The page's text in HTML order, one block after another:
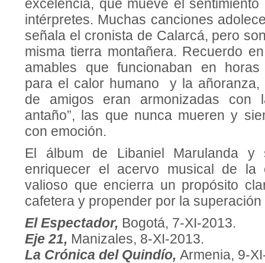
excelencia, que mueve el
intérpretes. Muchas canciones
señala el cronista de Calarcá, pero
misma tierra montañera. Recuerdo
amables que funcionaban en
para el calor humano y la añoranza,
de amigos eran armonizadas con
antaño”, las que nunca mueren y
con emoción.
El álbum de Libaniel Marulanda
enriquecer el acervo musical de la
valioso que encierra un propósito
cafetera y propender por la superación
El Espectador, Bogotá, 7-XI-2013.
Eje 21, Manizales, 8-XI-2013.
La Crónica del Quindío, Armenia, 9-